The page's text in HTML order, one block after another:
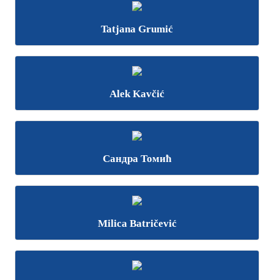
Tatjana Grumić
Alek Kavčić
Сандра Томић
Milica Batričević